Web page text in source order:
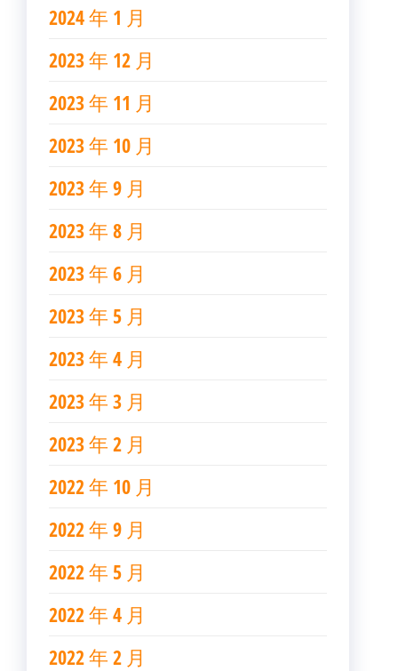
2024 年 1 月
2023 年 12 月
2023 年 11 月
2023 年 10 月
2023 年 9 月
2023 年 8 月
2023 年 6 月
2023 年 5 月
2023 年 4 月
2023 年 3 月
2023 年 2 月
2022 年 10 月
2022 年 9 月
2022 年 5 月
2022 年 4 月
2022 年 2 月